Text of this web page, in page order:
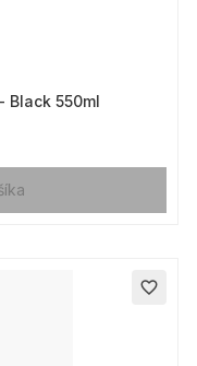
Black 550ml
favorite_border